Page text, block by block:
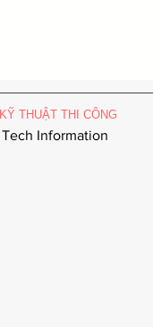
KỸ THUẬT THI CÔNG
Tech Information